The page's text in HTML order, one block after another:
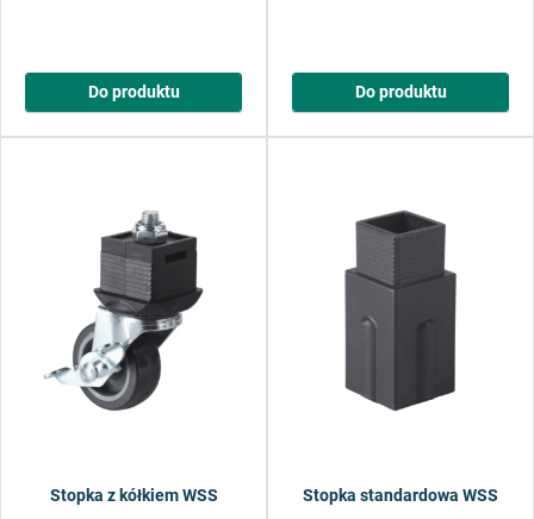
Do produktu Do produktu
Stopka z kółkiem WSS Stopka standardowa WSS